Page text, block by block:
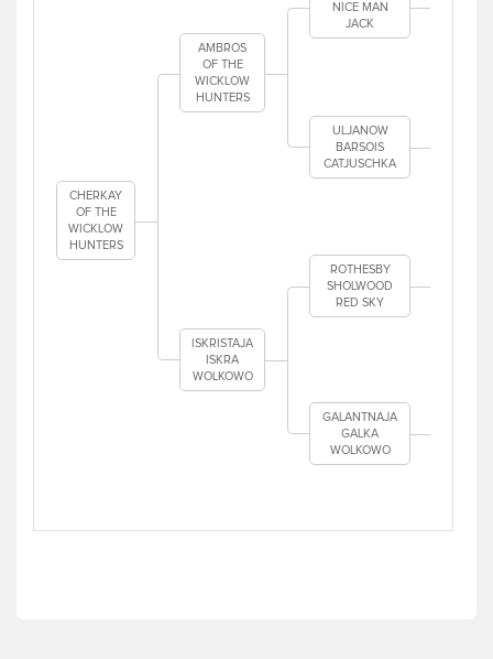
CHERKAY
OF THE
WICKLOW
HUNTERS
AMBROS
OF THE
WICKLOW
HUNTERS
NICE MAN
JACK
ULJANOW
BARSOIS
CATJUSCHKA
ISKRISTAJA
ISKRA
WOLKOWO
ROTHESBY
SHOLWOOD
RED SKY
GALANTNAJA
GALKA
WOLKOWO